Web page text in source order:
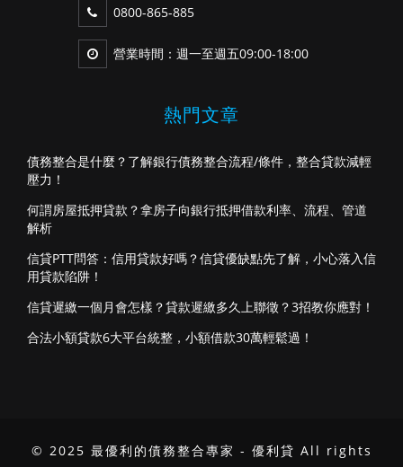
0800-865-885
營業時間：週一至週五09:00-18:00
熱門文章
債務整合是什麼？了解銀行債務整合流程/條件，整合貸款減輕
壓力！
何謂房屋抵押貸款？拿房子向銀行抵押借款利率、流程、管道
解析
信貸PTT問答：信用貸款好嗎？信貸優缺點先了解，小心落入信
用貸款陷阱！
信貸遲繳一個月會怎樣？貸款遲繳多久上聯徵？3招教你應對！
合法小額貸款6大平台統整，小額借款30萬輕鬆過！
© 2025 最優利的債務整合專家 - 優利貸 All rights